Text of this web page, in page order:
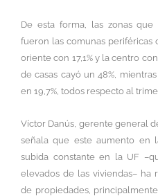
De esta forma, las zonas
fueron las comunas periféricas
oriente con 17,1% y la centro
de casas cayó un 48%,
en 19,7%, todos respecto al
Víctor Danús, gerente general
señala que este aumento en
subida constante en la UF
elevados de las viviendas– ha
de propiedades,